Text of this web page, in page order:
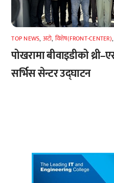
TOP NEWS, अटाे, विशेष(FRONT-CENTER)
पोखरामा बीवाइडीको
सर्भिस सेन्टर उद्घाटन